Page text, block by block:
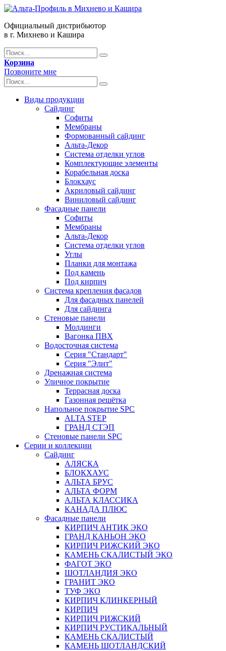
Официальный дистрибьютор
в г. Михнево и Кашира
Корзина
Позвоните мне
Виды продукции
Сайдинг
Софиты
Мембраны
Формованный сайдинг
Альта-Декор
Система отделки углов
Комплектующие элементы
Корабельная доска
Блокхаус
Акриловый сайдинг
Виниловый сайдинг
Фасадные панели
Софиты
Мембраны
Альта-Декор
Система отделки углов
Углы
Планки для монтажа
Под камень
Под кирпич
Система крепления фасадов
Для фасадных панелей
Для сайдинга
Стеновые панели
Молдинги
Вагонка ПВХ
Водосточная система
Серия "Стандарт"
Серия "Элит"
Дренажная система
Уличное покрытие
Террасная доска
Газонная решётка
Напольное покрытие SPC
ALTA STEP
ГРАНД СТЭП
Стеновые панели SPC
Серии и коллекции
Сайдинг
АЛЯСКА
БЛОКХАУС
АЛЬТА БРУС
АЛЬТА ФОРМ
АЛЬТА КЛАССИКА
КАНАДА ПЛЮС
Фасадные панели
КИРПИЧ АНТИК ЭКО
ГРАНД КАНЬОН ЭКО
КИРПИЧ РИЖСКИЙ ЭКО
КАМЕНЬ СКАЛИСТЫЙ ЭКО
ФАГОТ ЭКО
ШОТЛАНДИЯ ЭКО
ГРАНИТ ЭКО
ТУФ ЭКО
КИРПИЧ КЛИНКЕРНЫЙ
КИРПИЧ
КИРПИЧ РИЖСКИЙ
КИРПИЧ РУСТИКАЛЬНЫЙ
КАМЕНЬ СКАЛИСТЫЙ
КАМЕНЬ ШОТЛАНДСКИЙ